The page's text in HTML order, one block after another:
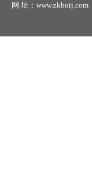
网 址：www.zkbotj.com